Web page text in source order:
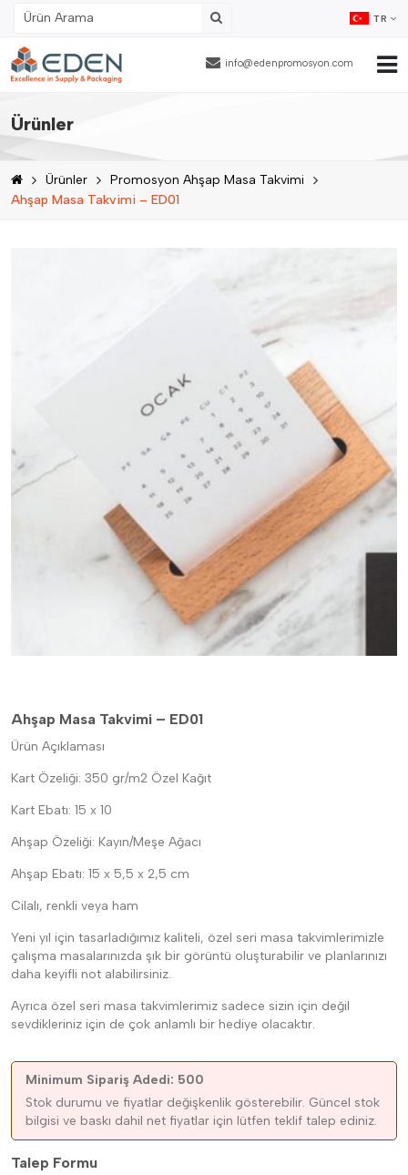
info@edenpromosyon.com
TR
Ana Sayfa
Hakkımızda
Ürünler
Ürünler
Ürünler
Promosyon Ahşap Masa Takvimi
Ahşap Masa Takvimi – ED01
Ahşap Masa Takvimi – ED01
Ürün Açıklaması
Kart Özeliği: 350 gr/m2 Özel Kağıt
Kart Ebatı: 15 x 10
Ahşap Özeliği: Kayın/Meşe Ağacı
Ahşap Ebatı: 15 x 5,5 x 2,5 cm
Cilalı, renkli veya ham
Yeni yıl için tasarladığımız kaliteli, özel seri masa takvimlerimizle
çalışma masalarınızda şık bir görüntü oluşturabilir ve planlarınızı
daha keyifli not alabilirsiniz.
Ayrıca özel seri masa takvimlerimiz sadece sizin için değil
sevdikleriniz için de çok anlamlı bir hediye olacaktır.
Minimum Sipariş Adedi: 500
Stok durumu ve fiyatlar değişkenlik gösterebilir. Güncel stok
bilgisi ve baskı dahil net fiyatlar için lütfen teklif talep ediniz.
Talep Formu